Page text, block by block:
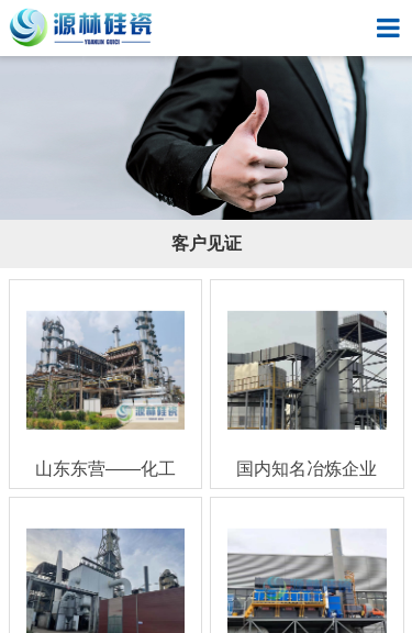
客户见证
山东东营——化工
行业
国内知名冶炼企业
一氧化碳处理